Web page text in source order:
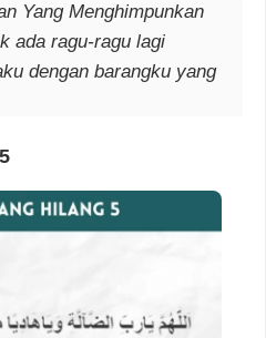
Yang Menghimpunkan
ada ragu-ragu lagi
dengan barangku yang
5